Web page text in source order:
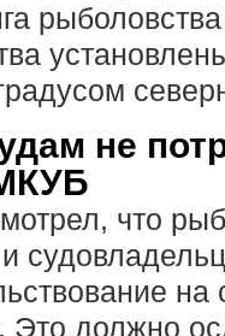
не
что
на
должно